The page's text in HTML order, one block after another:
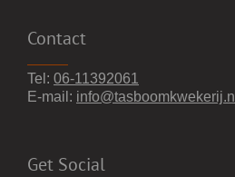
Contact
Tel: 06-11392061
E-mail: info@tasboomkwekerij.nl
Get Social